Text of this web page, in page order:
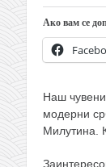
Ако вам се
Наш
модерни
Милутина.